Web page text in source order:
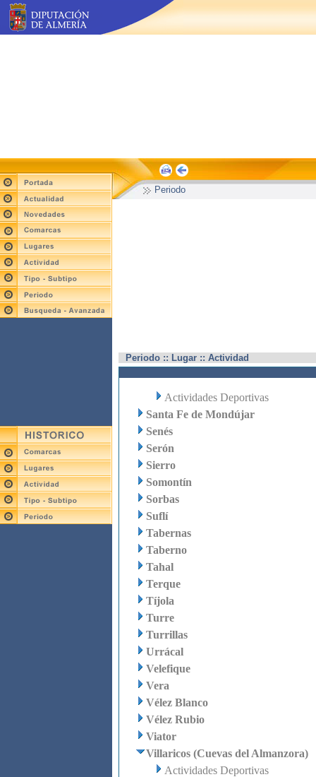
Periodo
Periodo :: Lugar :: Actividad
Actividades Deportivas
Santa Fe de Mondújar
Senés
Serón
Sierro
Somontín
Sorbas
Suflí
Tabernas
Taberno
Tahal
Terque
Tíjola
Turre
Turrillas
Urrácal
Velefique
Vera
Vélez Blanco
Vélez Rubio
Viator
Villaricos (Cuevas del Almanzora)
Actividades Deportivas